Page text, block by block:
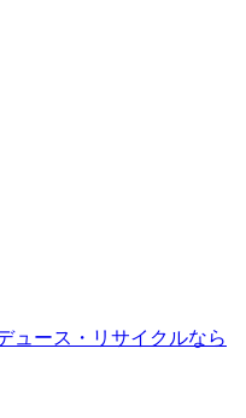
ュース・リサイクルなら